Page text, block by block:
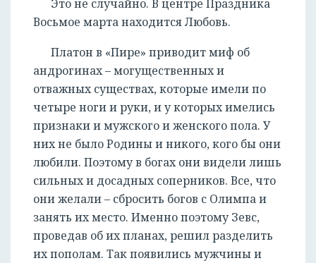
Это не случайно. В центре Праздника
Восьмое марта находится Любовь.
Платон в «Пире» приводит миф об
андрогинах – могущественных и
отважных существах, которые имели по
четыре ноги и руки, и у которых имелись
признаки и мужского и женского пола. У
них не было Родины и никого, кого бы они
любили. Поэтому в богах они видели лишь
сильных и досадных соперников. Все, что
они желали – сбросить богов с Олимпа и
занять их место. Именно поэтому Зевс,
проведав об их планах, решил разделить
их пополам. Так появились мужчины и